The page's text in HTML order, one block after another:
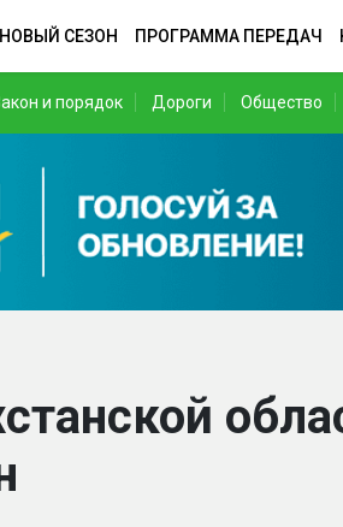
НОВЫЙ СЕЗОН ПРОГРАММА ПЕРЕДАЧ
и порядок Дороги Общество